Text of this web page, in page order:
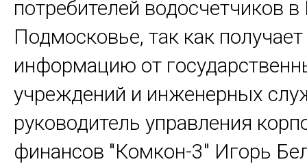
потребителей водосчетчиков
Подмосковье, так как получает
информацию от
учреждений и инженерных
руководитель управления
финансов "Комкон-3" Игорь